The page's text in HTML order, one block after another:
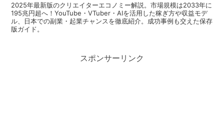
2025年最新版のクリエイターエコノミー解説。市場規模は2033年に
195兆円超へ！YouTube・VTuber・AIを活用した稼ぎ方や収益モデ
ル、日本での副業・起業チャンスを徹底紹介。成功事例も交えた保存
版ガイド。
スポンサーリンク